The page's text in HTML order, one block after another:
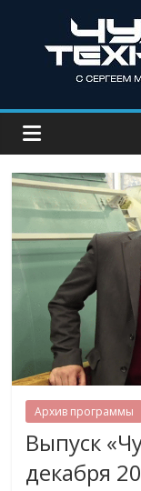
Архив программы
Выпуск
декабря